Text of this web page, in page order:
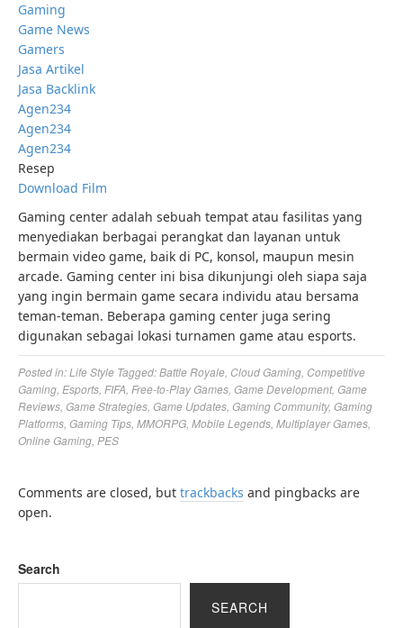
Gaming
Game News
Gamers
Jasa Artikel
Jasa Backlink
Agen234
Agen234
Agen234
Resep
Download Film
Gaming center adalah sebuah tempat atau fasilitas yang
menyediakan berbagai perangkat dan layanan untuk
bermain video game, baik di PC, konsol, maupun mesin
arcade. Gaming center ini bisa dikunjungi oleh siapa saja
yang ingin bermain game secara individu atau bersama
teman-teman. Beberapa gaming center juga sering
digunakan sebagai lokasi turnamen game atau esports.
Posted in:Life Style Tagged:Battle Royale Cloud Gaming Competitive
Gaming Esports FIFA Free-to-Play Games Game Development, Game
Reviews Game Strategies Game Updates Gaming Community, Gaming
Platforms Gaming Tips MMORPG Mobile Legends Multiplayer Games
Online Gaming PES
Comments are closed, but trackbacks and pingbacks are
open.
Search
SEARCH